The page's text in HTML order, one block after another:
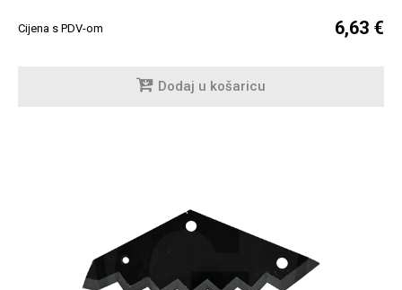
Cijena s PDV-om 6,63 €
Dodaj u košaricu